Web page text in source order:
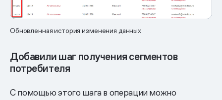
Обновленная история изменения данных
Добавили шаг получения сегментов
потребителя
С помощью этого шага в операции можно